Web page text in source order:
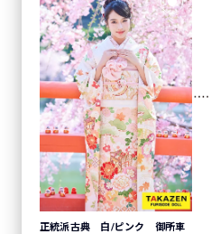
正統派古典 白/ピンク 御所車